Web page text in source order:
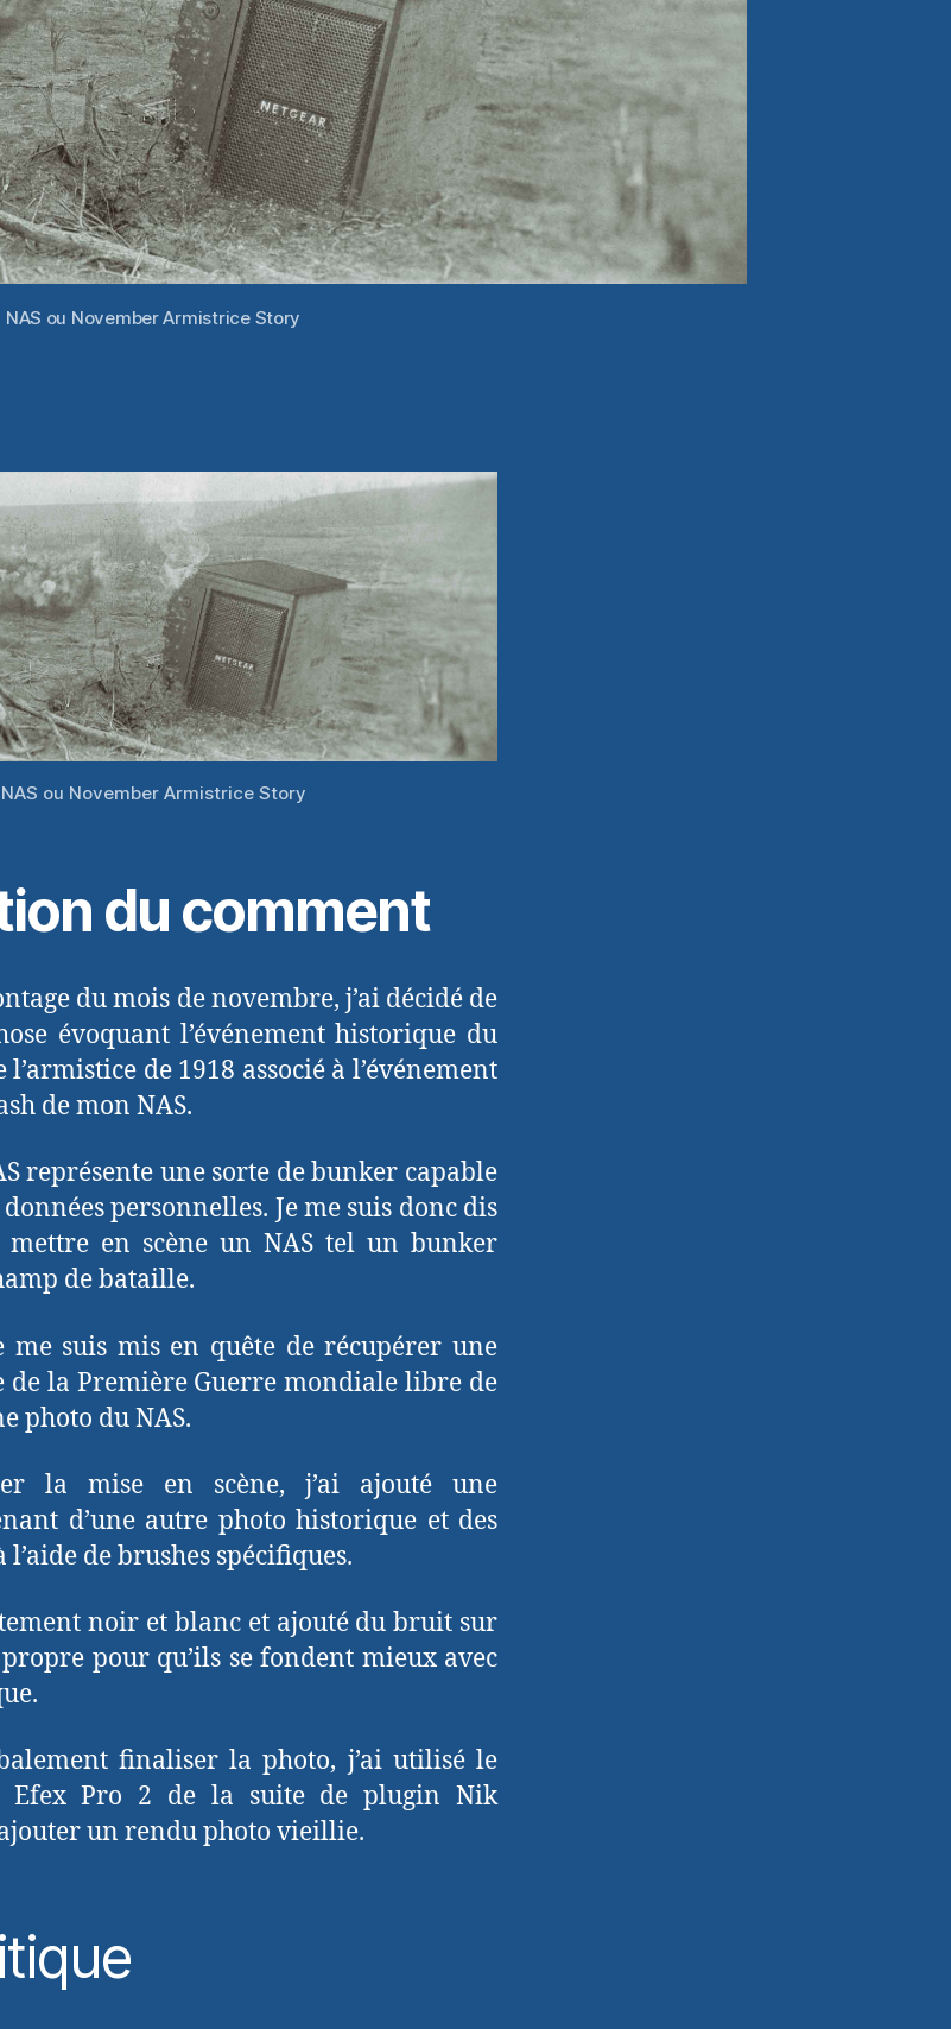
NAS ou November Armistrice Story
NAS ou November Armistrice Story
du comment
du mois de novembre, j’ai décidé de
évoquant l’événement historique du
l’armistice de 1918 associé à l’événement
de mon NAS.
représente une sorte de bunker capable
personnelles. Je me suis donc dis
en scène un NAS tel un bunker
de bataille.
me suis mis en quête de récupérer une
de la Première Guerre mondiale libre de
photo du NAS.
la mise en scène, j’ai ajouté une
d’une autre photo historique et des
l’aide de brushes spécifiques.
noir et blanc et ajouté du bruit sur
pour qu’ils se fondent mieux avec
finaliser la photo, j’ai utilisé le
Efex Pro 2 de la suite de plugin Nik
un rendu photo vieillie.